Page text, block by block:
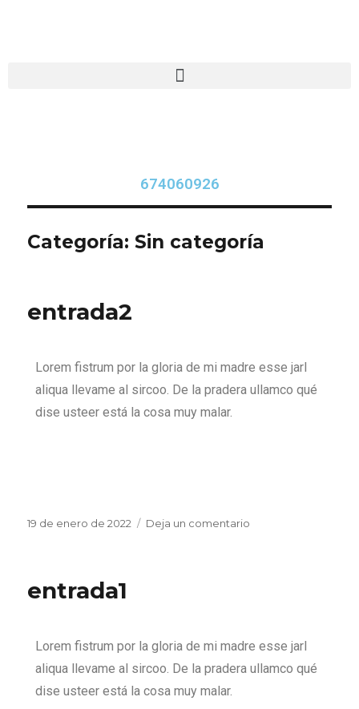
674060926
Categoría: Sin categoría
entrada2
Lorem fistrum por la gloria de mi madre esse jarl
aliqua llevame al sircoo. De la pradera ullamco qué
dise usteer está la cosa muy malar.
19 de enero de 2022 Deja un comentario
entrada1
Lorem fistrum por la gloria de mi madre esse jarl
aliqua llevame al sircoo. De la pradera ullamco qué
dise usteer está la cosa muy malar.